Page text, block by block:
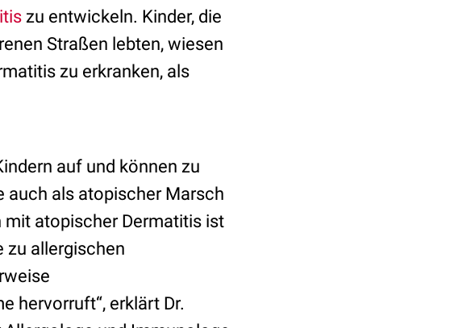
zu entwickeln. Kinder, die
Straßen lebten, wiesen
zu erkranken, als
auf und können zu
auch als atopischer Marsch
mit atopischer Dermatitis ist
zu allergischen
hervorruft“, erklärt Dr.